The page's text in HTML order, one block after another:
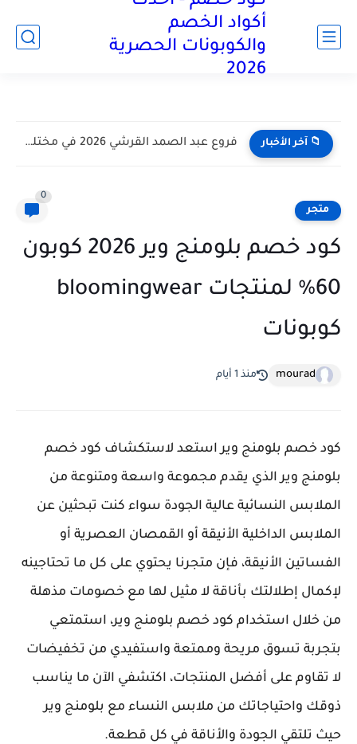
أكواد الخصم
والكوبونات الحصرية
2026
📁 آخر الأخبار كود خصم بلومنج وير 2026 كوبون 60% لمنتجات bloomingwear كوبونات
متجر
0
كود خصم بلومنج وير 2026 كوبون
60% لمنتجات bloomingwear
كوبونات
mourad منذ 1 أيام
كود خصم بلومنج وير استعد لاستكشاف كود خصم
بلومنج وير الذي يقدم مجموعة واسعة ومتنوعة من
الملابس النسائية عالية الجودة سواء كنت تبحثين عن
الملابس الداخلية الأنيقة أو القمصان العصرية أو
الفساتين الأنيقة، فإن متجرنا يحتوي على كل ما تحتاجينه
لإكمال إطلالتك بأناقة لا مثيل لها مع خصومات مذهلة
من خلال استخدام كود خصم بلومنج وير، استمتعي
بتجربة تسوق مريحة وممتعة واستفيدي من تخفيضات
لا تقاوم على أفضل المنتجات، اكتشفي الآن ما يناسب
ذوقك واحتياجاتك من ملابس النساء مع بلومنج وير
حيث تلتقي الجودة والأناقة في كل قطعة.